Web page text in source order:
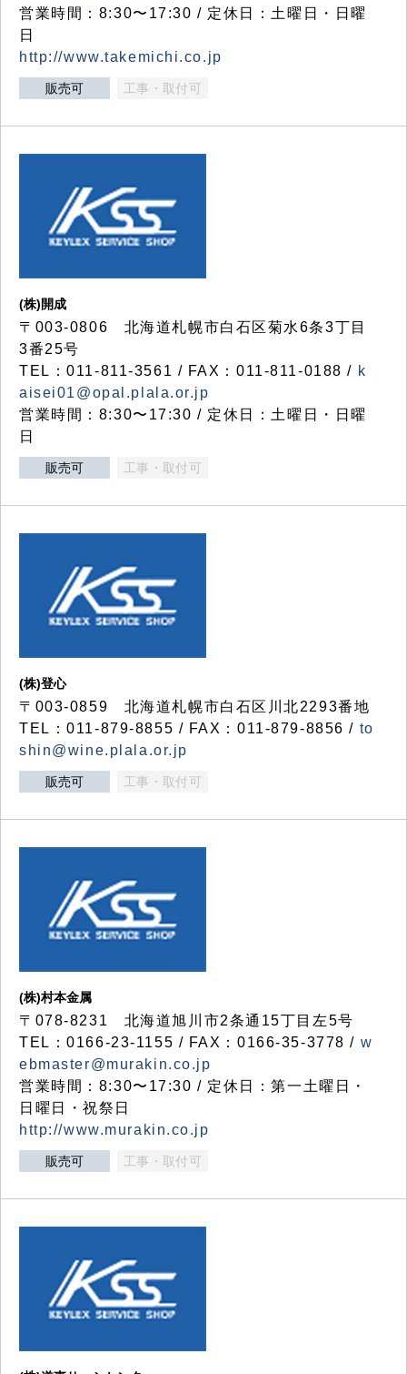
営業時間：8:30〜17:30 / 定休日：土曜日・日曜
日
http://www.takemichi.co.jp
販売可 工事・取付可
(株)開成
〒003-0806 北海道札幌市白石区菊水6条3丁目
3番25号
TEL：011-811-3561 / FAX：011-811-0188 / k
aisei01@opal.plala.or.jp
営業時間：8:30〜17:30 / 定休日：土曜日・日曜
日
販売可 工事・取付可
(株)登心
〒003-0859 北海道札幌市白石区川北2293番地
TEL：011-879-8855 / FAX：011-879-8856 / to
shin@wine.plala.or.jp
販売可 工事・取付可
(株)村本金属
〒078-8231 北海道旭川市2条通15丁目左5号
TEL：0166-23-1155 / FAX：0166-35-3778 / w
ebmaster@murakin.co.jp
営業時間：8:30〜17:30 / 定休日：第一土曜日・
日曜日・祝祭日
http://www.murakin.co.jp
販売可 工事・取付可